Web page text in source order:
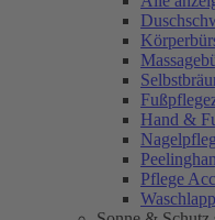
Hand &
Pflege